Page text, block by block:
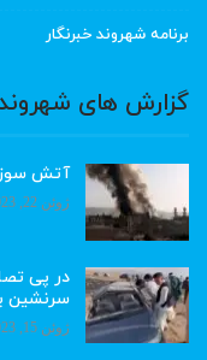
برنامه شهروند خبرنگار
گزارش های
آتش
ژوئن 22, 2023
در پی
ژوئن 15, 2023